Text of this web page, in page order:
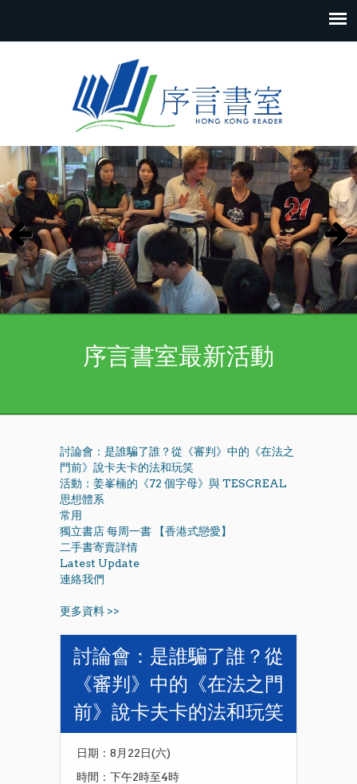
Previous Next
序言書室最新活動
討論會：是誰騙了誰？從《審判》中的《在法之
門前》說卡夫卡的法和玩笑
活動：姜峯楠的《72 個字母》與 TESCREAL
思想體系
常用
獨立書店 每周一書 【香港式戀愛】
二手書寄賣詳情
Latest Update
連絡我們
更多資料 >>
討論會：是誰騙了誰？從
《審判》中的《在法之門
前》說卡夫卡的法和玩笑
日期：8月22日(六)
時間：下午2時至4時